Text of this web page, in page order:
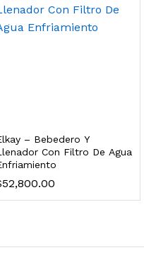
– Bebedero Y
Con Filtro De Agua
52,800.00
Polifosfatos)